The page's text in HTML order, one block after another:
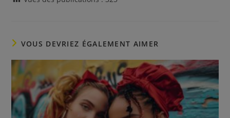
VOUS DEVRIEZ ÉGALEMENT AIMER